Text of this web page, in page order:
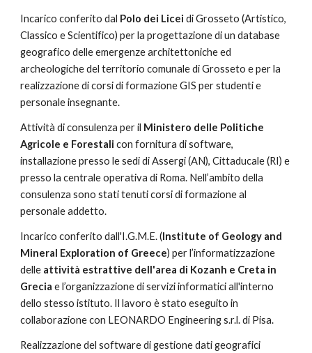
Incarico conferito dal Polo dei Licei di Grosseto (Artistico,
Classico e Scientifico) per la progettazione di un database
geografico delle emergenze architettoniche ed
archeologiche del territorio comunale di Grosseto e per la
realizzazione di corsi di formazione GIS per studenti e
personale insegnante.
Attività di consulenza per il Ministero delle Politiche
Agricole e Forestali con fornitura di software,
installazione presso le sedi di Assergi (AN), Cittaducale (RI) e
presso la centrale operativa di Roma. Nell’ambito della
consulenza sono stati tenuti corsi di formazione al
personale addetto.
Incarico conferito dall'I.G.M.E. (Institute of Geology and
Mineral Exploration of Greece) per l’informatizzazione
delle attività estrattive dell'area di Kozanh e Creta in
Grecia e l’organizzazione di servizi informatici all'interno
dello stesso istituto. Il lavoro è stato eseguito in
collaborazione con LEONARDO Engineering s.r.l. di Pisa.